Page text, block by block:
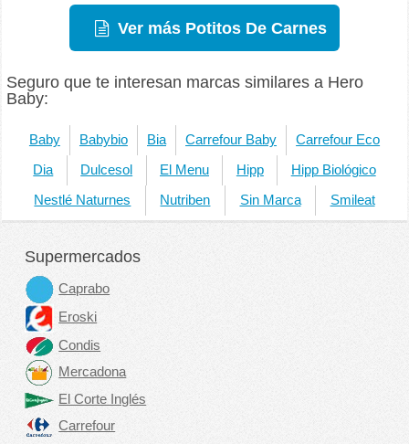
Ver más Potitos De Carnes
Seguro que te interesan marcas similares a Hero
Baby:
Baby Babybio Bia Carrefour Baby Carrefour Eco
Dia Dulcesol El Menu Hipp Hipp Biológico
Nestlé Naturnes Nutriben Sin Marca Smileat
Supermercados
Caprabo
Eroski
Condis
Mercadona
El Corte Inglés
Carrefour